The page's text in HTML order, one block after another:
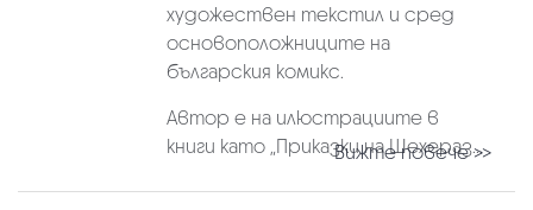
художествен текстил и сред
основоположниците на
българския комикс.
Автор е на илюстрациите в
книги като „Приказки на Шехераз...
Вижте повече >>